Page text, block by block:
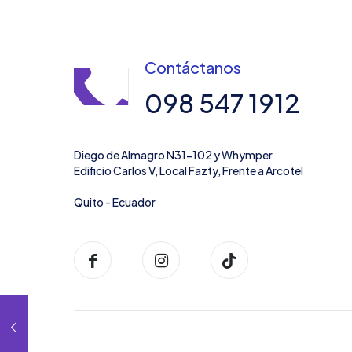
Contáctanos
098 547 1912
Diego de Almagro N31-102 y Whymper
Edificio Carlos V, Local Fazty, Frente a Arcotel
Quito - Ecuador